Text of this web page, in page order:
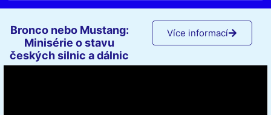
Bronco nebo Mustang:
Minisérie o stavu
českých silnic a dálnic
Více informací